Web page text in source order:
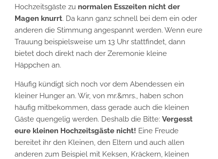
Hochzeitsgäste zu normalen Esszeiten nicht der
Magen knurrt. Da kann ganz schnell bei dem ein oder
anderen die Stimmung angespannt werden. Wenn eure
Trauung beispielsweise um 13 Uhr stattfindet, dann
bietet doch direkt nach der Zeremonie kleine
Häppchen an.
Häufig kündigt sich noch vor dem Abendessen ein
kleiner Hunger an. Wir, von mr.&mrs., haben schon
häufig mitbekommen, dass gerade auch die kleinen
Gäste quengelig werden. Deshalb die Bitte: Vergesst
eure kleinen Hochzeitsgäste nicht! Eine Freude
bereitet ihr den Kleinen, den Eltern und auch allen
anderen zum Beispiel mit Keksen, Kräckern, kleinen